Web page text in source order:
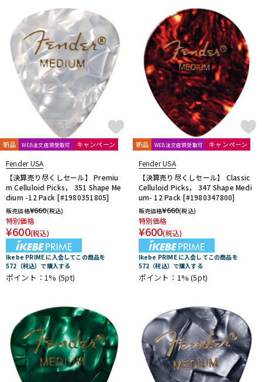
新品 WEB注文店頭受取可 キャンペーン
Fender USA
【決算売り尽くしセール】 Premiu
m Celluloid Picks， 351 Shape Me
dium -12 Pack [#1980351805]
販売価格¥660(税込)
特別価格
¥600(税込)
Ikebe PRIME に入会してこの商品を
572（税込）で購入する
ポイント：1% (5pt)
新品 WEB注文店頭受取可 キャンペーン
Fender USA
【決算売り尽くしセール】 Classic
Celluloid Picks， 347 Shape Medi
um- 12 Pack [#1980347800]
販売価格¥660(税込)
特別価格
¥600(税込)
Ikebe PRIME に入会してこの商品を
572（税込）で購入する
ポイント：1%(5pt)